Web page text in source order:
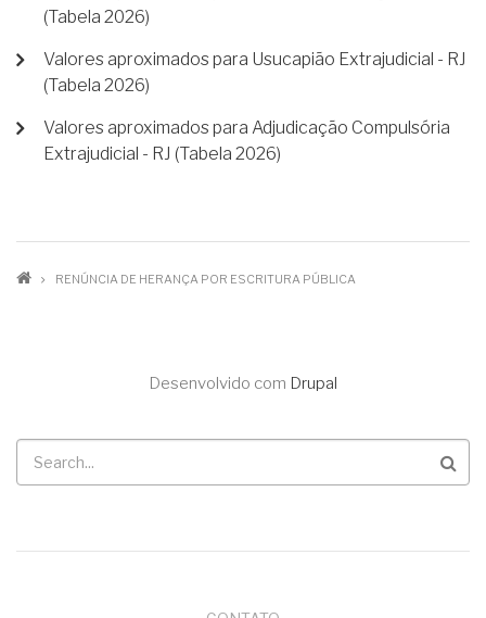
(Tabela 2026)
Valores aproximados para Usucapião Extrajudicial - RJ
(Tabela 2026)
Valores aproximados para Adjudicação Compulsória
Extrajudicial - RJ (Tabela 2026)
TRILHA
NAVEGAÇÃO
RENÚNCIA DE HERANÇA POR ESCRITURA PÚBLICA
Desenvolvido com Drupal